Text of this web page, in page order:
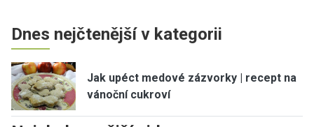
Dnes nejčtenější v kategorii
Jak upéct medové zázvorky | recept na
vánoční cukroví